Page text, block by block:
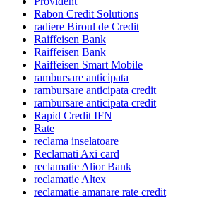
Rabon Credit Solutions
radiere Biroul de Credit
Raiffeisen Bank
Raiffeisen Bank
Raiffeisen Smart Mobile
rambursare anticipata
rambursare anticipata credit
rambursare anticipata credit
Rapid Credit IFN
Rate
reclama inselatoare
Reclamati Axi card
reclamatie Alior Bank
reclamatie Altex
reclamatie amanare rate credit